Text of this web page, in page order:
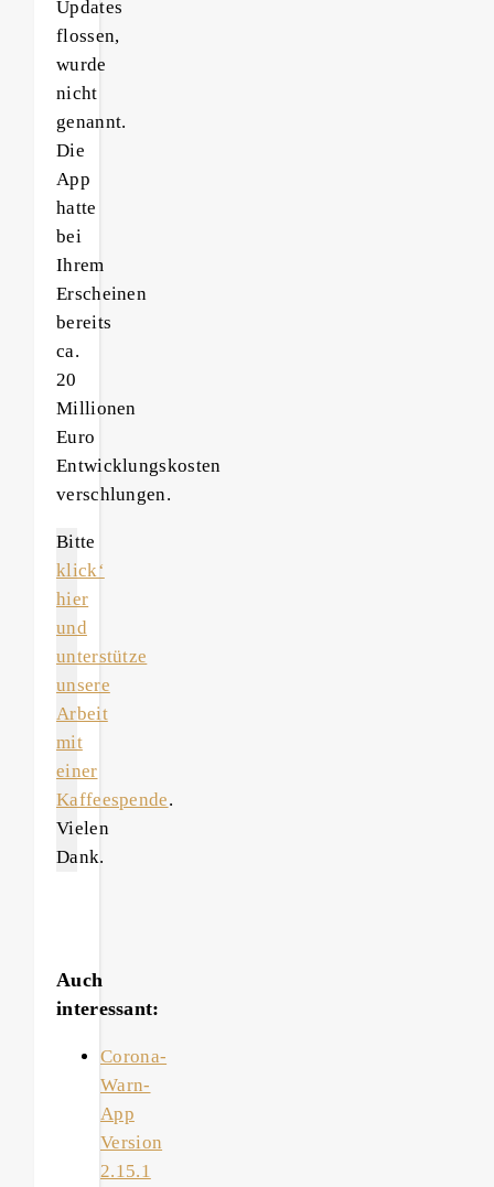
Updates
flossen,
wurde
nicht
genannt.
Die
App
hatte
bei
Ihrem
Erscheinen
bereits
ca.
20
Millionen
Euro
Entwicklungskosten
verschlungen.
Bitte
klick‘
hier
und
unterstütze
unsere
Arbeit
mit
einer
Kaffeespende.
Vielen
Dank.
Auch
interessant:
Corona-
Warn-
App
Version
2.15.1